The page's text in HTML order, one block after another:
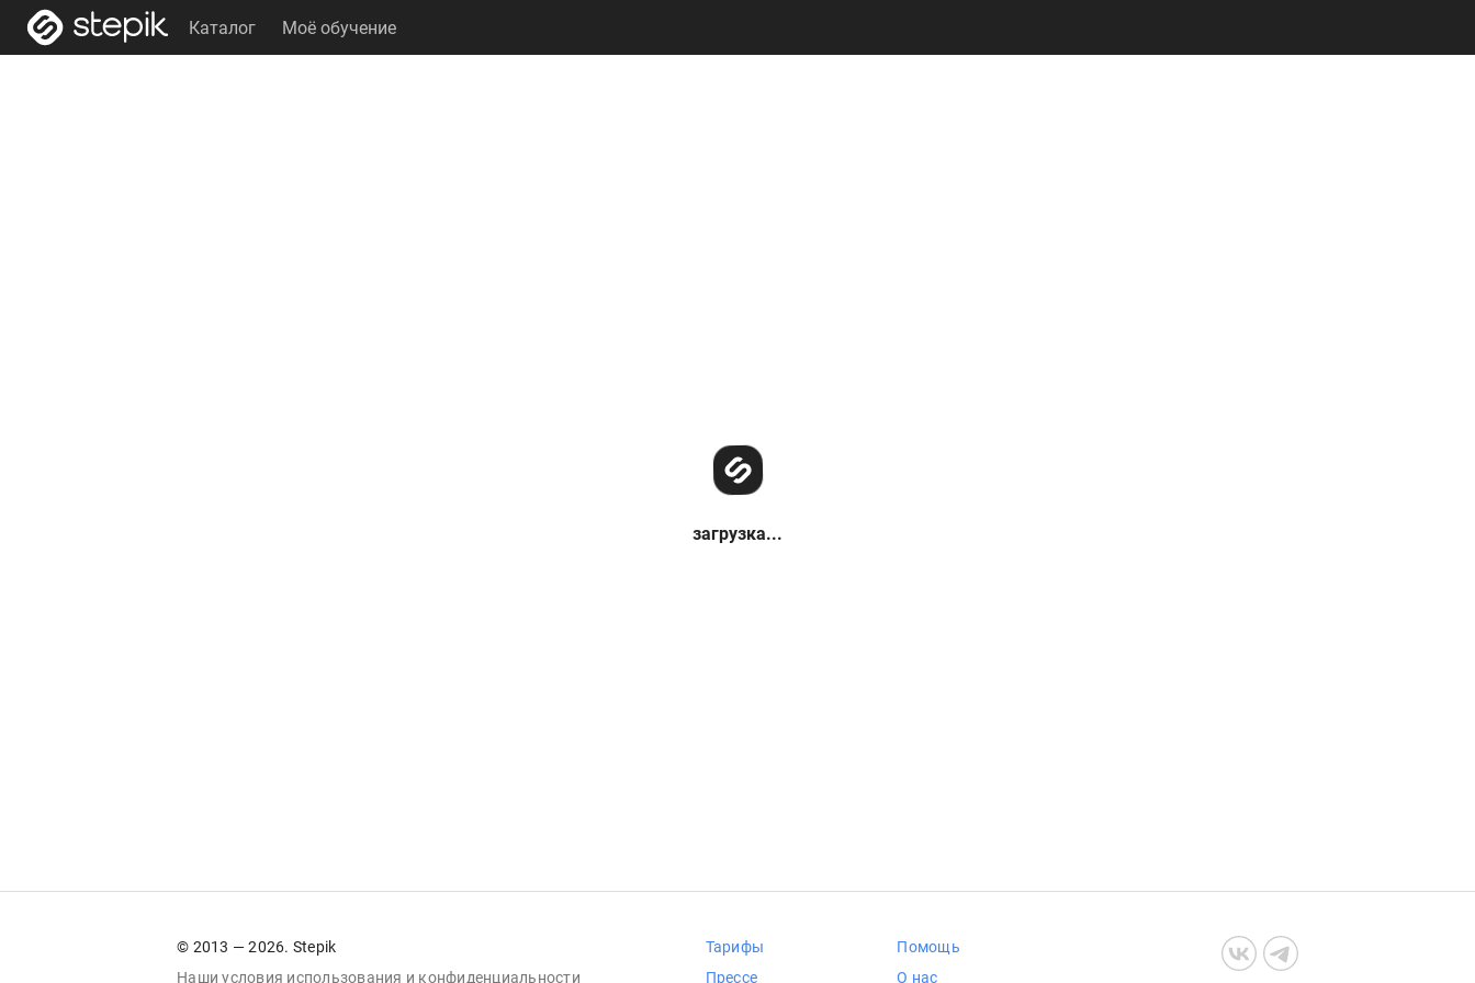
Каталог Моё обучение
загрузка...
© 2013 — 2026. Stepik
Наши условия использования и конфиденциальности
Тарифы
Прессе
Помощь
О нас